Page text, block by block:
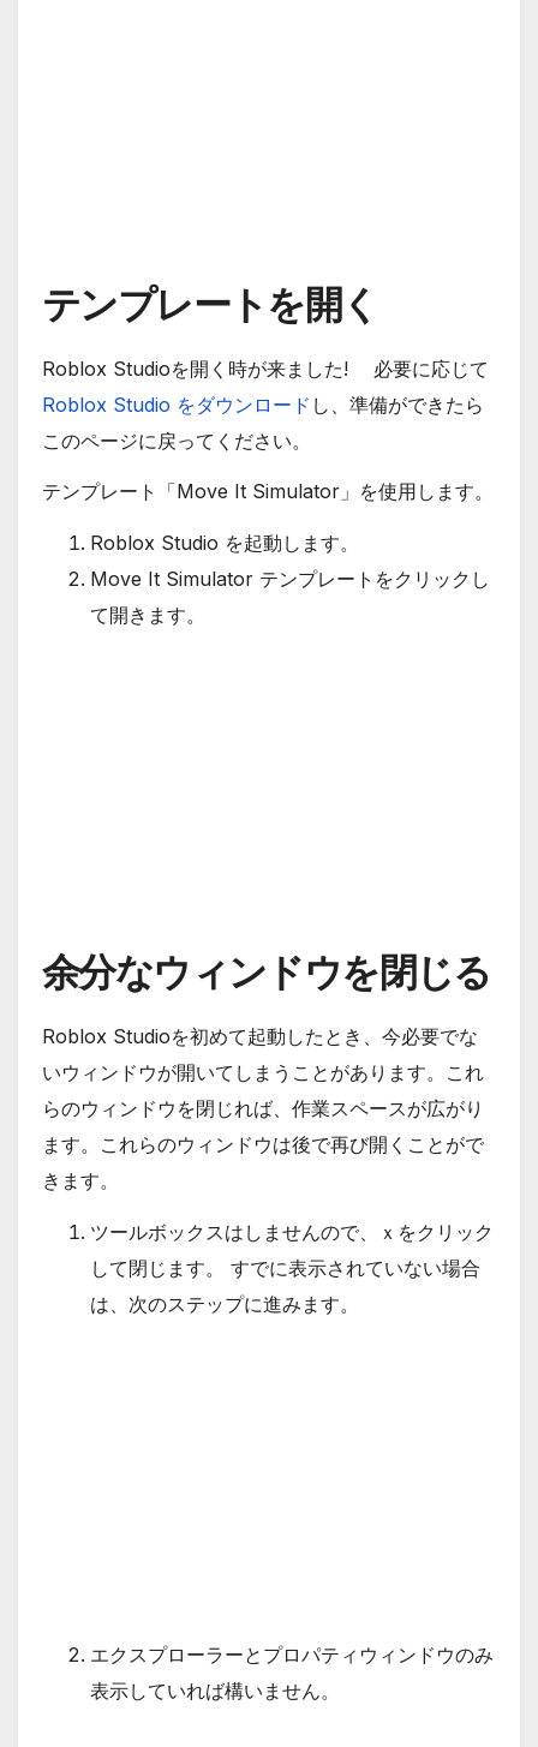
テンプレートを開く
Roblox Studioを開く時が来ました! 必要に応じて
Roblox Studio をダウンロード し、準備ができたら
このページに戻ってください。
テンプレート「Move It Simulator」を使用します。
Roblox Studio を起動します。
Move It Simulator テンプレートをクリックし
て開きます。
余分なウィンドウを閉じる
Roblox Studioを初めて起動したとき、今必要でな
いウィンドウが開いてしまうことがあります。これ
らのウィンドウを閉じれば、作業スペースが広がり
ます。これらのウィンドウは後で再び開くことがで
きます。
ツールボックスはしませんので、ｘをクリック
して閉じます。 すでに表示されていない場合
は、次のステップに進みます。
エクスプローラーとプロパティウィンドウのみ
表示していれば構いません。